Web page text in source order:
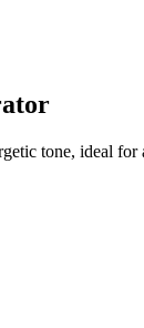
tone, ideal for